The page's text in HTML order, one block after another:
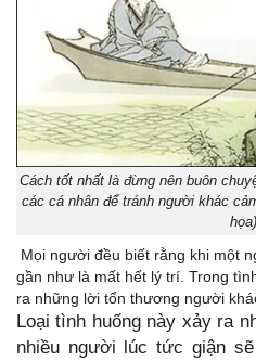
Cách tốt nhất là đừng nên buôn
các cá nhân để tránh người khác
họa)
Mọi người đều biết rằng khi một
gần như là mất hết lý trí. Trong
ra những lời tổn thương người
Loại tình huống này xảy ra
nhiều người lúc tức giận